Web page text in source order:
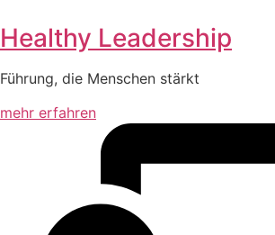
Healthy Leadership
Führung, die Menschen stärkt
mehr erfahren